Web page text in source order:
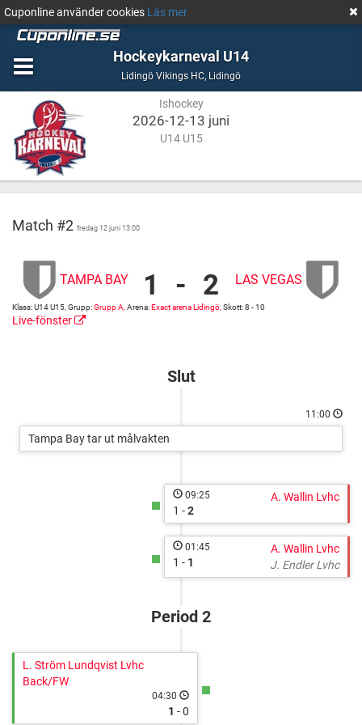
Cuponline använder cookies Läs mer
Hockeykarneval U14
Lidingö Vikings HC, Ishockey
LidingöLidingö
Ishockey
2026-12-13 juni
U14 U15
Match #2 fredag 12 juni 13:00
Tampa
Bay
vs
Exact
arena
Lidingö
TAMPA BAY 1 - 2 LAS VEGAS
Klass: U14 U15, Grupp:Grupp A, Arena:Exact arena Lidingö, Skott: 8 - 10
Live-fönster
Slut
11:00
Tampa Bay tar ut målvakten
A. Wallin Lvhc
09:25
1 -2
A. Wallin Lvhc
J. Endler Lvhc
01:45
1 - 1
Period 2
L. Ström Lundqvist Lvhc
Back/FW
04:30
1 - 0